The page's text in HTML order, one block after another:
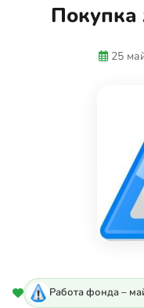
Покупка
25
Работа фонда –